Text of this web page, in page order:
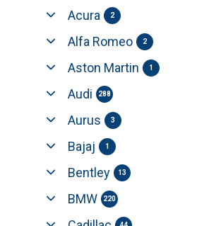
Acura 2
Alfa Romeo 2
Aston Martin 1
Audi 288
Aurus 3
Bajaj 1
Bentley 13
BMW 220